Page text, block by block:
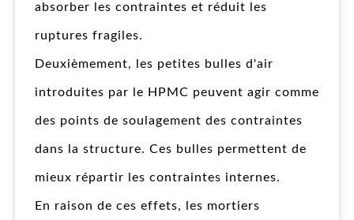
absorber les contraintes et réduit les
ruptures fragiles.
Deuxièmement, les petites bulles d'air
introduites par le HPMC peuvent agir comme
des points de soulagement des contraintes
dans la structure. Ces bulles permettent de
mieux répartir les contraintes internes.
En raison de ces effets, les mortiers